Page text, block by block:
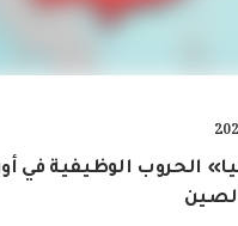
الحروب الوظيفية في